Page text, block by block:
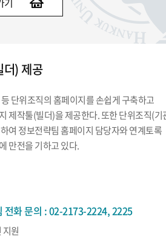
더) 제공
단위조직의 홈페이지를 손쉽게 구축하고
제작툴(빌더)을 제공한다. 또한 단위조직(기
여 정보전략팀 홈페이지 담당자와 연계토록
만전을 기하고 있다.
전화 문의 : 02-2173-2224, 2225
원